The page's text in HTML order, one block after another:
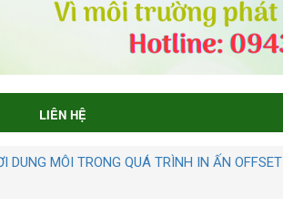
LIÊN HỆ
DUNG MÔI TRONG QUÁ TRÌNH IN ẤN OFFSET